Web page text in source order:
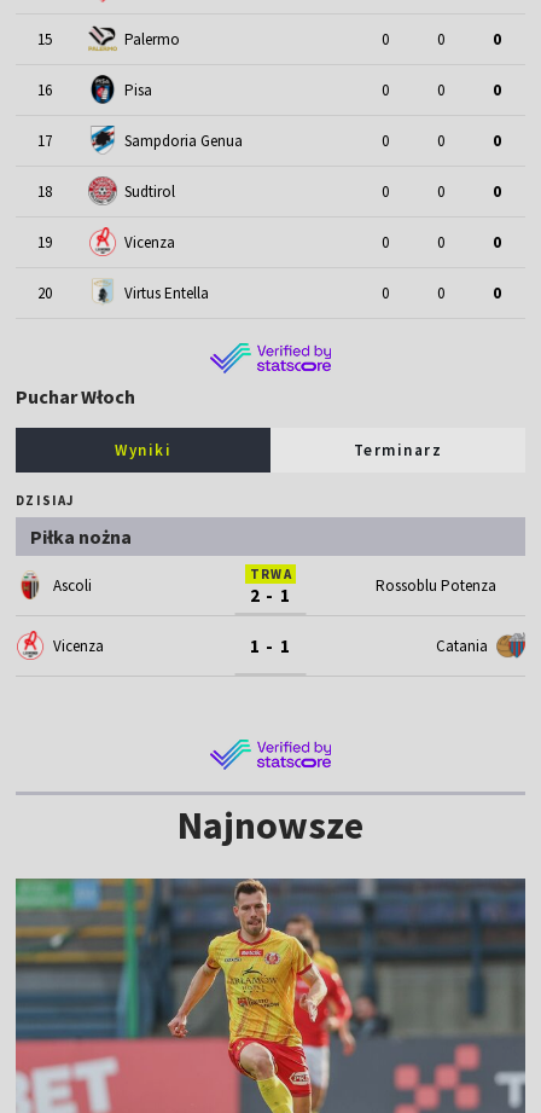
15 Palermo 0 0 0
16 Pisa 0 0 0
17 Sampdoria Genua 0 0 0
18 Sudtirol 0 0 0
19 Vicenza 0 0 0
20 Virtus Entella 0 0 0
Puchar Włoch
Wyniki Terminarz
DZISIAJ
Piłka nożna
Ascoli
TRWA
2 - 1 Rossoblu Potenza
Vicenza 1 - 1 Catania
Najnowsze